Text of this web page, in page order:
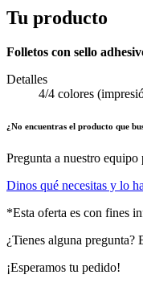
Tu producto
Folletos con sello
Detalles
4/4 colores
¿No encuentras el producto que
Pregunta a nuestro
Dinos qué necesitas y lo
*Esta oferta es con fines
¿Tienes alguna pregunta?
¡Esperamos tu pedido!